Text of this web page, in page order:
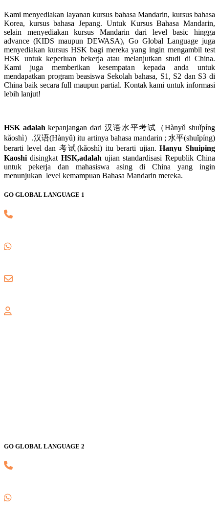
Kami menyediakan layanan kursus bahasa Mandarin, kursus bahasa
Korea, kursus bahasa Jepang. Untuk Kursus Bahasa Mandarin,
selain menyediakan kursus Mandarin dari level basic hingga
advance (KIDS maupun DEWASA), Go Global Language juga
menyediakan kursus HSK bagi mereka yang ingin mengambil test
HSK untuk keperluan bekerja atau melanjutkan studi di China.
Kami juga memberikan kesempatan kepada anda untuk
mendapatkan program beasiswa Sekolah bahasa, S1, S2 dan S3 di
China baik secara full maupun partial. Kontak kami untuk informasi
lebih lanjut!
HSK adalah kepanjangan dari 汉语水平考试（Hànyǔ shuǐpíng
kǎoshì）.汉语(Hànyǔ) itu artinya bahasa mandarin ; 水平(shuǐpíng)
berarti level dan 考试(kǎoshì) itu berarti ujian.Hanyu Shuiping
Kaoshi disingkat HSK,adalah ujian standardisasi Republik China
untuk pekerja dan mahasiswa asing di China yang ingin
menunjukan level kemampuan Bahasa Mandarin mereka.
GO GLOBAL LANGUAGE 1
GO GLOBAL LANGUAGE 2